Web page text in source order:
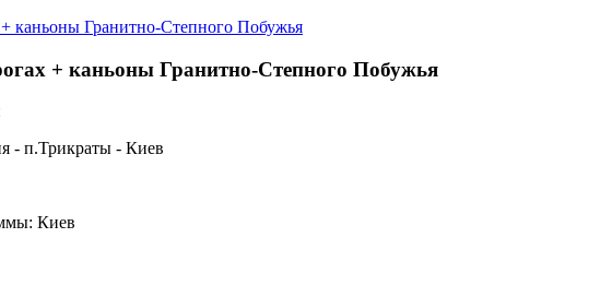
+ каньоны Гранитно-Степного Побужья
- п.Трикраты - Киев
Киев